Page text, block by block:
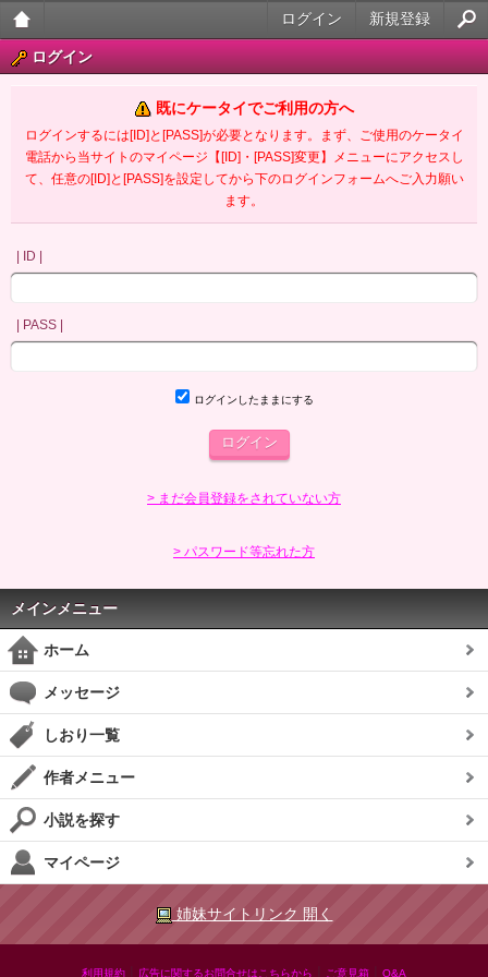
大人
ータ
イ官
新規登録
ログイン
ログイン
既にケータイでご利用の方へ
ログインするには[ID]と[PASS]が必要となります。まず、ご使用のケータイ
電話から当サイトのマイページ【[ID]・[PASS]変更】メニューにアクセスし
て、任意の[ID]と[PASS]を設定してから下のログインフォームへご入力願い
ます。
| ID |
| PASS |
ログインしたままにする
> まだ会員登録をされていない方
> パスワード等忘れた方
メインメニュー
ホーム
メッセージ
しおり一覧
作者メニュー
小説を探す
マイページ
姉妹サイトリンク 開く
利用規約 広告に関するお問合せはこちらから ご意見箱 Q&A